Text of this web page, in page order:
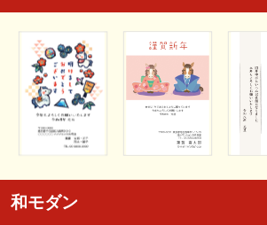
和モダン